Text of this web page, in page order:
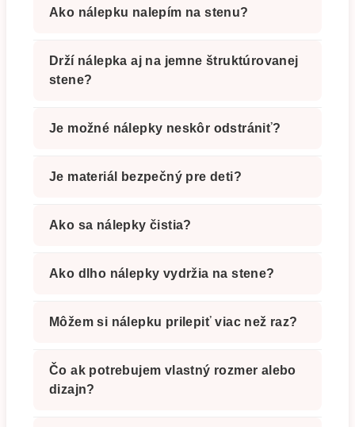
Ako nálepku nalepím na stenu?
Drží nálepka aj na jemne štruktúrovanej
stene?
Je možné nálepky neskôr odstrániť?
Je materiál bezpečný pre deti?
Ako sa nálepky čistia?
Ako dlho nálepky vydržia na stene?
Môžem si nálepku prilepiť viac než raz?
Čo ak potrebujem vlastný rozmer alebo
dizajn?